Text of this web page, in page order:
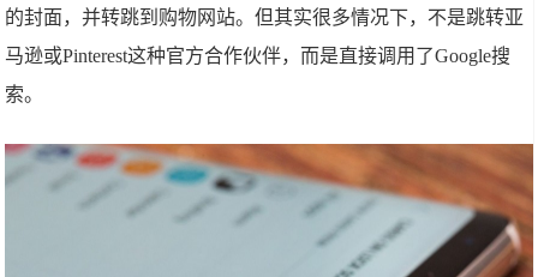
的封面，并转跳到购物网站。但其实很多情况下，不是跳转亚
马逊或Pinterest这种官方合作伙伴，而是直接调用了Google搜
索。